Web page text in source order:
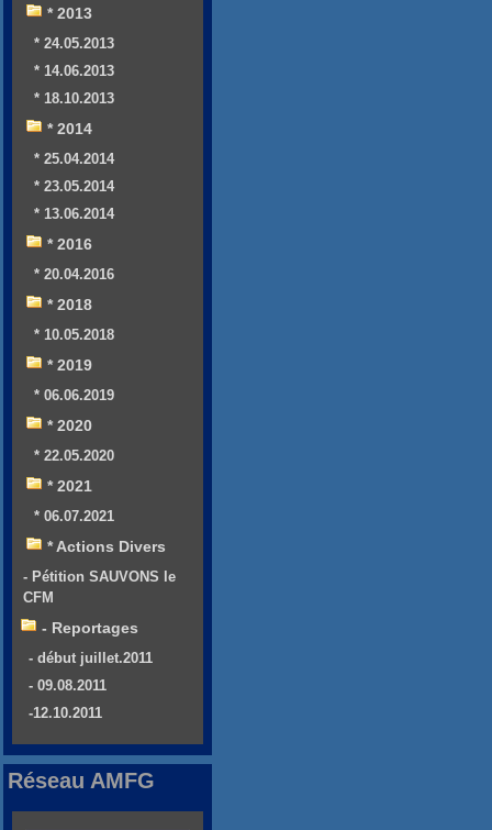
* 2013
* 24.05.2013
* 14.06.2013
* 18.10.2013
* 2014
* 25.04.2014
* 23.05.2014
* 13.06.2014
* 2016
* 20.04.2016
* 2018
* 10.05.2018
* 2019
* 06.06.2019
* 2020
* 22.05.2020
* 2021
* 06.07.2021
* Actions Divers
- Pétition SAUVONS le
CFM
- Reportages
- début juillet.2011
- 09.08.2011
-12.10.2011
Réseau AMFG